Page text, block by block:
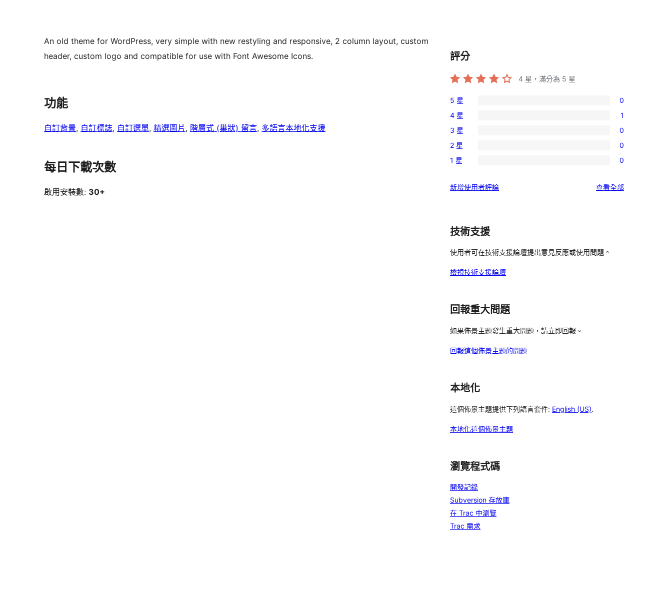
An old theme for WordPress, very simple with new restyling and responsive, 2 column layout, custom
header, custom logo and compatible for use with Font Awesome Icons.
功能
自訂背景, 自訂標誌, 自訂選單, 精選圖片 , 階層式 (巢狀) 留言, 多語言本地化支援
每日下載次數
啟用安裝數: 30+
評分
4 星，滿分為 5 星
0
個
5
星
使
者
5 星 0
1
個
4
星
用
論
4 星 1
0
個
3
使
評
3 星 0
0
個
星
者
論
2 星 0
0
1
用
評
論
1 星 0
新增使用者評論 查看全部使
技術支援
使用者可在技術支援論壇提出意見反應或使用問題。
檢視技術支援論壇
回報重大問題
如果佈景主題發生重大問題，請立即回報。
回報這個佈景主題的問題
本地化
這個佈景主題提供下列語言套件: English (US).
本地化這個佈景主題
瀏覽程式碼
開發記錄
Subversion 存放庫
在 Trac 中瀏覽
Trac 需求